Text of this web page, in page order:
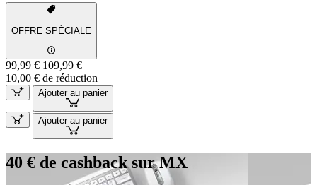
OFFRE SPÉCIALE
99,99 € 109,99 €
10,00 € de réduction
Ajouter au panier
Ajouter au panier
40 € de cashback sur MX